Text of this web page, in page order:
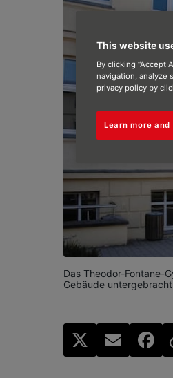
Das Theodor-Fontane-
Gebäude
This website
By clicking “Accept
navigation, analyze
privacy policy by
Learn more and